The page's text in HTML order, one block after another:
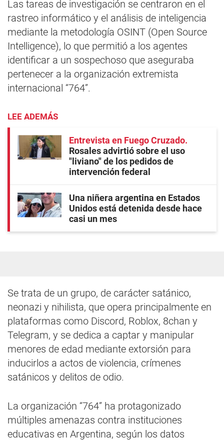
Las tareas de investigación se centraron en el
rastreo informático y el análisis de inteligencia
mediante la metodología OSINT (Open Source
Intelligence), lo que permitió a los agentes
identificar a un sospechoso que aseguraba
pertenecer a la organización extremista
internacional “764”.
LEE ADEMÁS
Entrevista en Fuego Cruzado
Rosales advirtió sobre el uso
"liviano" de los pedidos de
intervención federal
Una niñera argentina en Estados
Unidos está detenida desde hace
casi un mes
Se trata de un grupo, de carácter satánico,
neonazi y nihilista, que opera principalmente en
plataformas como Discord, Roblox, 8chan y
Telegram, y se dedica a captar y manipular
menores de edad mediante extorsión para
inducirlos a actos de violencia, crímenes
satánicos y delitos de odio.
La organización “764” ha protagonizado
múltiples amenazas contra instituciones
educativas en Argentina, según los datos